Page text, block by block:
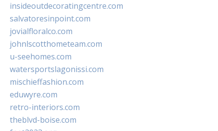
insideoutdecoratingcentre.com
salvatoresinpoint.com
jovialfloralco.com
johnlscotthometeam.com
u-seehomes.com
watersportslagonissi.com
mischieffashion.com
eduwyre.com
retro-interiors.com
theblvd-boise.com